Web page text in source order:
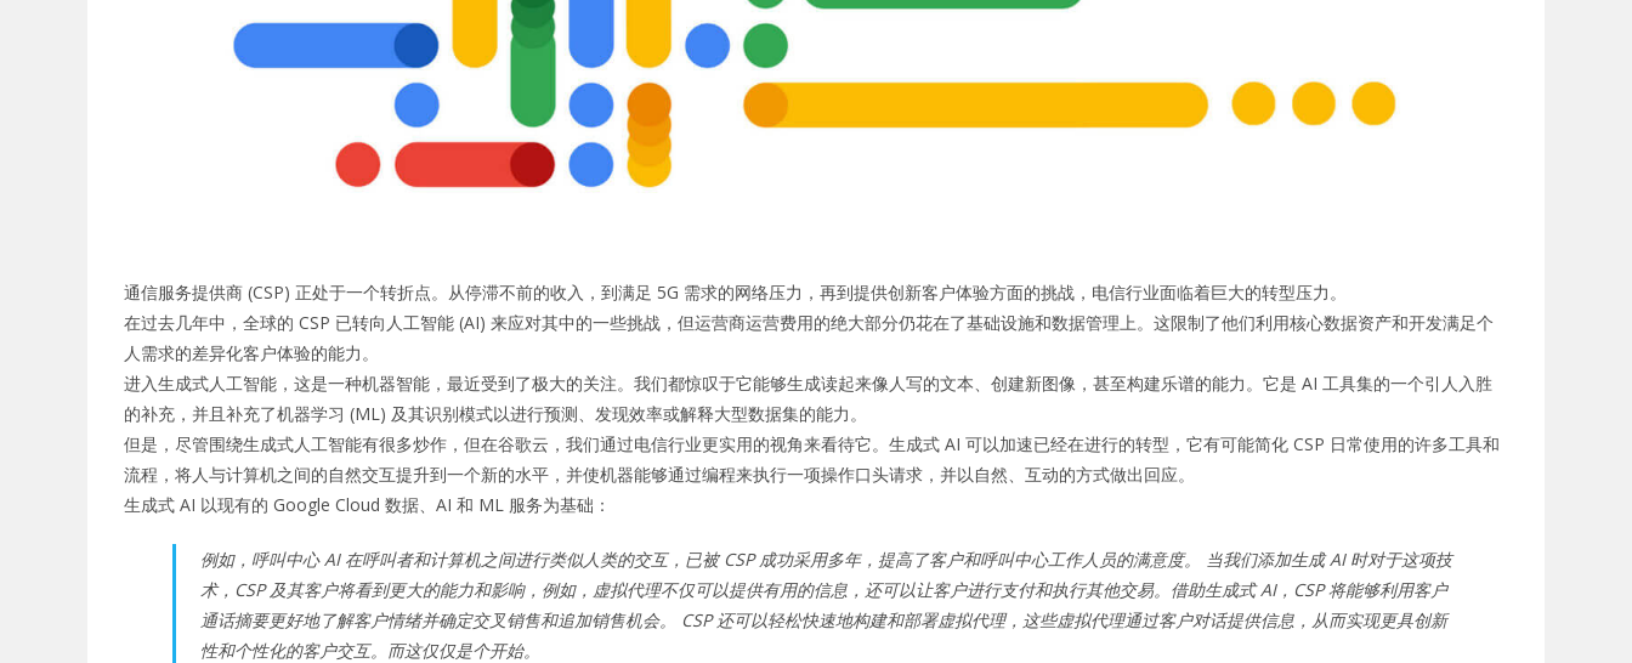
通信服务提供商 (CSP) 正处于一个转折点。从停滞不前的收入，到满足 5G 需求的网络压力，再到提供创新客户体验方面的挑战，电信行业面临着巨大的转型压力。
在过去几年中，全球的 CSP 已转向人工智能 (AI) 来应对其中的一些挑战，但运营商运营费用的绝大部分仍花在了基础设施和数据管理上。这限制了他们利用核心数据资产和开发满足个
人需求的差异化客户体验的能力。
进入生成式人工智能，这是一种机器智能，最近受到了极大的关注。我们都惊叹于它能够生成读起来像人写的文本、创建新图像，甚至构建乐谱的能力。它是 AI 工具集的一个引人入胜
的补充，并且补充了机器学习 (ML) 及其识别模式以进行预测、发现效率或解释大型数据集的能力。
但是，尽管围绕生成式人工智能有很多炒作，但在谷歌云，我们通过电信行业更实用的视角来看待它。 生成式 AI 可以加速已经在进行的转型，它有可能简化 CSP 日常使用的许多工具和
流程，将人与计算机之间的自然交互提升到一个新的水平，并使机器能够通过编程来执行一项操作口头请求，并以自然、互动的方式做出回应。
生成式 AI 以现有的 Google Cloud 数据、AI 和 ML 服务为基础：
例如，呼叫中心 AI 在呼叫者和计算机之间进行类似人类的交互，已被 CSP 成功采用多年，提高了客户和呼叫中心工作人员的满意度。 当我们添加生成 AI 时对于这项技
术，CSP 及其客户将看到更大的能力和影响，例如，虚拟代理不仅可以提供有用的信息，还可以让客户进行支付和执行其他交易。借助生成式 AI，CSP 将能够利用客户
通话摘要更好地了解客户情绪并确定交叉销售和追加销售机会。 CSP 还可以轻松快速地构建和部署虚拟代理，这些虚拟代理通过客户对话提供信息，从而实现更具创新
性和个性化的客户交互。而这仅仅是个开始。